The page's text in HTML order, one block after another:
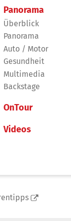
Panorama
Überblick
Panorama
Auto / Motor
Gesundheit
Multimedia
Backstage
OnTour
Videos